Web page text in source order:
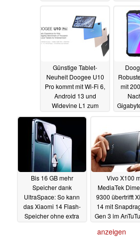
Günstige Tablet-
Neuheit Doogee U10
Pro kommt mit Wi-Fi 6,
Android 13 und
Widevine L1 zum
mit
Bis 16 GB mehr
Speicher dank
UltraSpace: So kann
das Xiaomi 14 Flash-
Speicher ohne extra
Vivo X100
MediaTek
9300 übertrifft
14 mit
Gen 3 im
anzeigen